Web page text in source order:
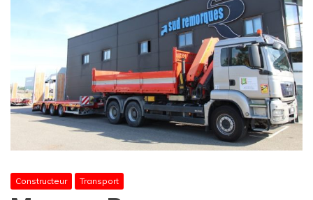
Constructeur Transport